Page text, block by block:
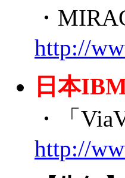
・
http://
日本
・「
http://